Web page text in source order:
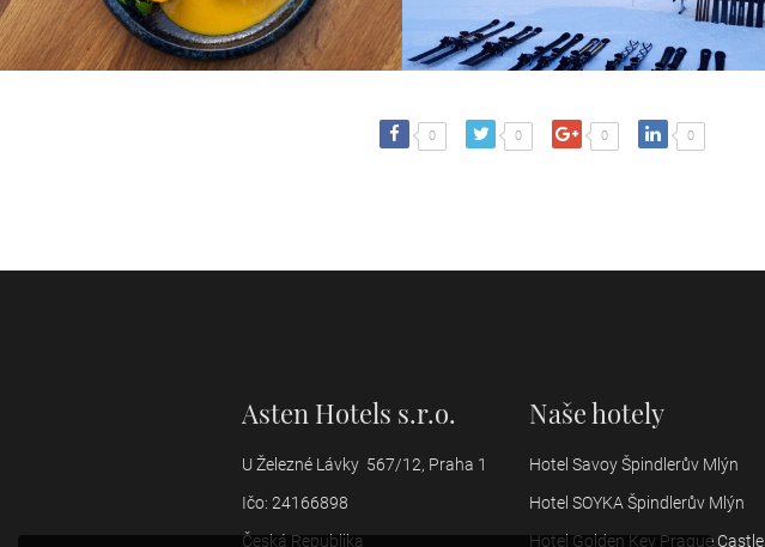
0 0 0 0
Asten Hotels s.r.o.
U Železné Lávky 567/12, Praha 1
Ičo: 24166898
Česká Republika
Naše hotely
Hotel Savoy Špindlerův Mlýn
Hotel SOYKA Špindlerův Mlýn
Hotel Golden Key Prague Castle